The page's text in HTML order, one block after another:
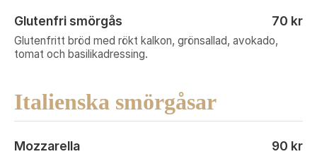
Glutenfri smörgås 70 kr
Glutenfritt bröd med rökt kalkon, grönsallad, avokado,
tomat och basilikadressing.
Italienska smörgåsar
Mozzarella 90 kr